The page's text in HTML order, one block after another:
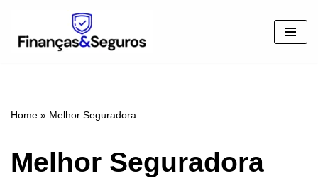
Pular
Home » Melhor Seguradora
Melhor Seguradora